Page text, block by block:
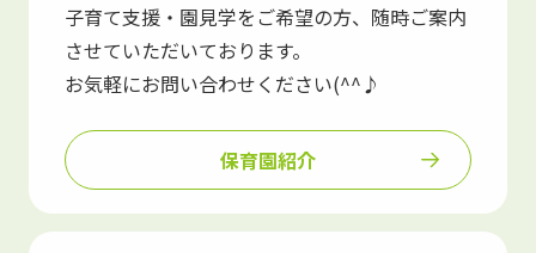
子育て支援・園見学をご希望の方、随時ご案内
させていただいております。
お気軽にお問い合わせください(^^♪
保育園紹介